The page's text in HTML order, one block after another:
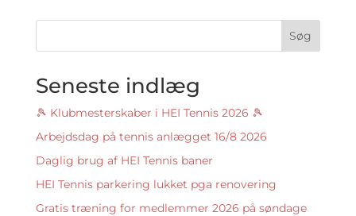
Søg
Seneste indlæg
🎾 Klubmesterskaber i HEI Tennis 2026 🎾
Arbejdsdag på tennis anlægget 16/8 2026
Daglig brug af HEI Tennis baner
HEI Tennis parkering lukket pga renovering
Gratis træning for medlemmer 2026 på søndage